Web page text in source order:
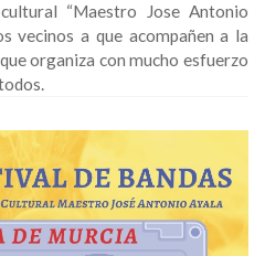
“Maestro Jose Antonio
vecinos a que acompañen a la
organiza con mucho esfuerzo